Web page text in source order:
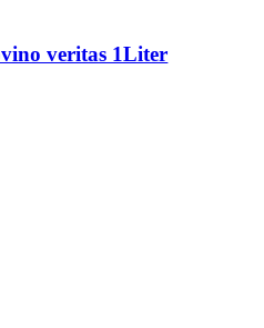
veritas 1Liter